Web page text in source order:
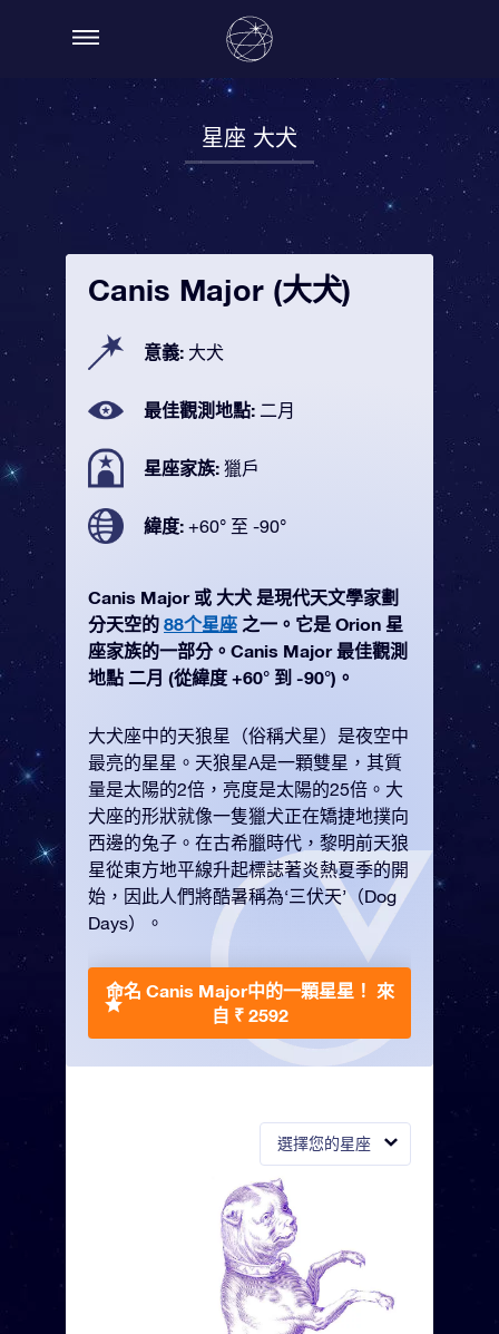
星座 大犬
選擇您的星座
Canis Major (大犬)
意義: 大犬
最佳觀測地點: 二月
星座家族: 獵戶
緯度: +60° 至 -90°
Canis Major 或 大犬 是現代天文學家劃
分天空的 88个星座 之一。它是 Orion 星
座家族的一部分。Canis Major 最佳觀測
地點 二月 (從緯度 +60° 到 -90°)。
大犬座中的天狼星（俗稱犬星）是夜空中
最亮的星星。天狼星A是一顆雙星，其質
量是太陽的2倍，亮度是太陽的25倍。大
犬座的形狀就像一隻獵犬正在矯捷地撲向
西邊的兔子。在古希臘時代，黎明前天狼
星從東方地平線升起標誌著炎熱夏季的開
始，因此人們將酷暑稱為‘三伏天’（Dog
Days）。
命名 Canis Major中的一顆星星！ 來
自 ₹ 2592